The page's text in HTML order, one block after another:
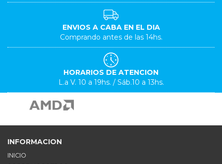
ENVIOS A CABA EN EL DIA
Comprando antes de las 14hs.
HORARIOS DE ATENCION
L.a V. 10 a 19hs. / Sáb.10 a 13hs.
INFORMACION
INICIO